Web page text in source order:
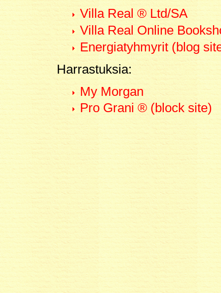
Villa Real ® Ltd/SA
Villa Real Online
Energiatyhmyrit (blog
Harrastuksia:
My Morgan
Pro Grani ® (block site)